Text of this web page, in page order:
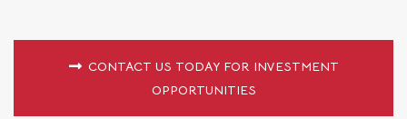
CONTACT US TODAY FOR INVESTMENT
OPPORTUNITIES